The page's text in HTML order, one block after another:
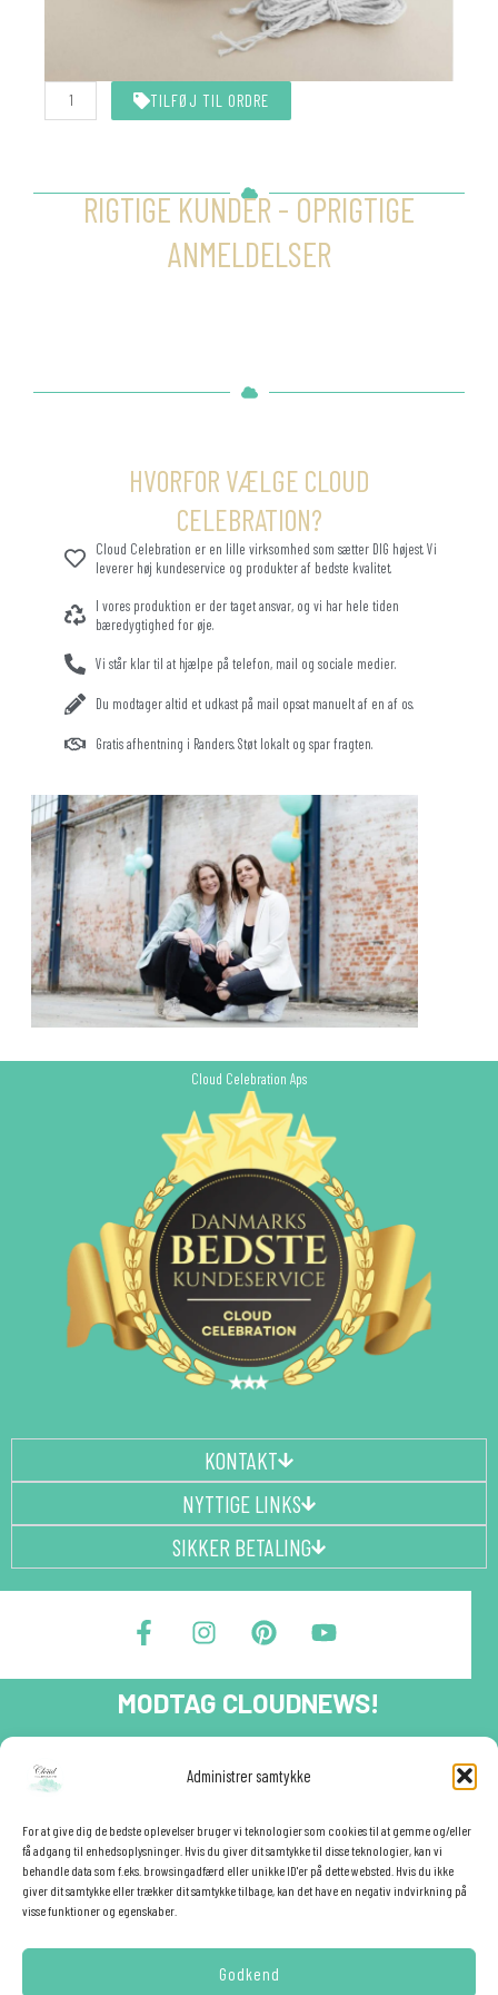
Administrer samtykke
For at give dig de bedste oplevelser bruger vi teknologier som cookies til at gemme og/eller
få adgang til enhedsoplysninger. Hvis du giver dit samtykke til disse teknologier, kan vi
behandle data som f.eks. browsingadfærd eller unikke ID'er på dette websted. Hvis du ikke
giver dit samtykke eller trækker dit samtykke tilbage, kan det have en negativ indvirkning på
visse funktioner og egenskaber.
Godkend
TILFØJ TIL ORDRE
RIGTIGE KUNDER - OPRIGTIGE
ANMELDELSER
HVORFOR VÆLGE CLOUD
CELEBRATION?
Cloud Celebration er en lille virksomhed som sætter DIG højest. Vi
leverer høj kundeservice og produkter af bedste kvalitet.
I vores produktion er der taget ansvar, og vi har hele tiden
bæredygtighed for øje.
Vi står klar til at hjælpe på telefon, mail og sociale medier.
Du modtager altid et udkast på mail opsat manuelt af en af os.
Gratis afhentning i Randers. Støt lokalt og spar fragten.
Cloud Celebration Aps
KONTAKT
NYTTIGE LINKS
SIKKER BETALING
a
c
e
b
o
f
n
s
t
a
g
a
i
n
t
e
r
s
o
t
u
b
MODTAG CLOUDNEWS!
festinspiration direkte i din indbakke.🎉
Fornavn
E-mail